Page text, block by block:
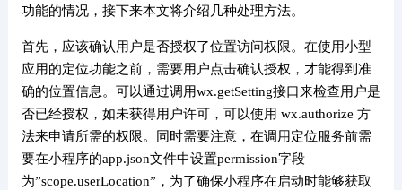
功能的情况，接下来本文将介绍几种处理方法。
首先，应该确认用户是否授权了位置访问权限。在使用小型
应用的定位功能之前，需要用户点击确认授权，才能得到准
确的位置信息。可以通过调用wx.getSetting接口来检查用户是
否已经授权，如未获得用户许可，可以使用 wx.authorize 方
法来申请所需的权限。同时需要注意，在调用定位服务前需
要在小程序的app.json文件中设置permission字段
为”scope.userLocation”，为了确保小程序在启动时能够获取